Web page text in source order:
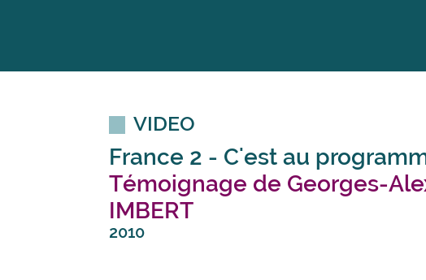
VIDEO
France 2 - C'est au
Témoignage de Georges-
IMBERT
2010